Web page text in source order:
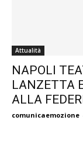
Attualità
NAPOLI
LANZETTA
ALLA
comunicaemozione